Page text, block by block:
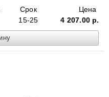
Срок
15-25
Цена
4 207.00 р.